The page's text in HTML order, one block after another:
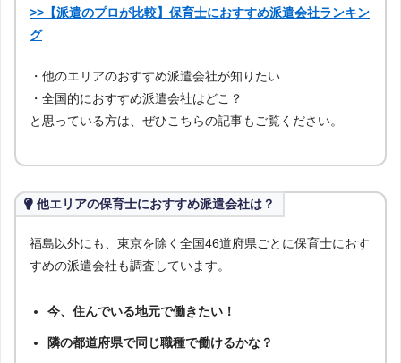
>>【派遣のプロが比較】保育士におすすめ派遣会社ランキン
グ
・他のエリアのおすすめ派遣会社が知りたい
・全国的におすすめ派遣会社はどこ？
と思っている方は、ぜひこちらの記事もご覧ください。
他エリアの保育士におすすめ派遣会社は？
福島以外にも、東京を除く全国46道府県ごとに保育士におす
すめの派遣会社も調査しています。
今、住んでいる地元で働きたい！
隣の都道府県で同じ職種で働けるかな？